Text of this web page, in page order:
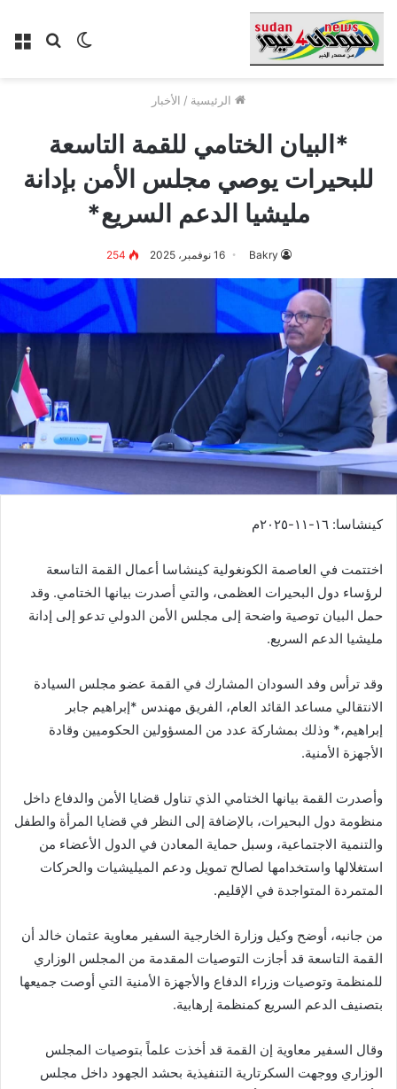
بحث الوضع
الرئيسية / الأخبار
*البيان الختامي للقمة التاسعة
للبحيرات يوصي مجلس الأمن بإدانة
مليشيا الدعم السريع*
Bakry 16 نوفمبر، 2025 254
كينشاسا: ١٦-١١-٢٠٢٥م
اختتمت في العاصمة الكونغولية كينشاسا أعمال القمة التاسعة
لرؤساء دول البحيرات العظمى، والتي أصدرت بيانها الختامي. وقد
حمل البيان توصية واضحة إلى مجلس الأمن الدولي تدعو إلى إدانة
مليشيا الدعم السريع.
وقد ترأس وفد السودان المشارك في القمة عضو مجلس السيادة
الانتقالي مساعد القائد العام، الفريق مهندس *إبراهيم جابر
إبراهيم،* وذلك بمشاركة عدد من المسؤولين الحكوميين وقادة
الأجهزة الأمنية.
وأصدرت القمة بيانها الختامي الذي تناول قضايا الأمن والدفاع داخل
منظومة دول البحيرات، بالإضافة إلى النظر في قضايا المرأة والطفل
والتنمية الاجتماعية، وسبل حماية المعادن في الدول الأعضاء من
استغلالها واستخدامها لصالح تمويل ودعم الميليشيات والحركات
المتمردة المتواجدة في الإقليم.
من جانبه، أوضح وكيل وزارة الخارجية السفير معاوية عثمان خالد أن
القمة التاسعة قد أجازت التوصيات المقدمة من المجلس الوزاري
للمنظمة وتوصيات وزراء الدفاع والأجهزة الأمنية التي أوصت جميعها
بتصنيف الدعم السريع كمنظمة إرهابية.
وقال السفير معاوية إن القمة قد أخذت علماً بتوصيات المجلس
الوزاري ووجهت السكرتارية التنفيذية بحشد الجهود داخل مجلس